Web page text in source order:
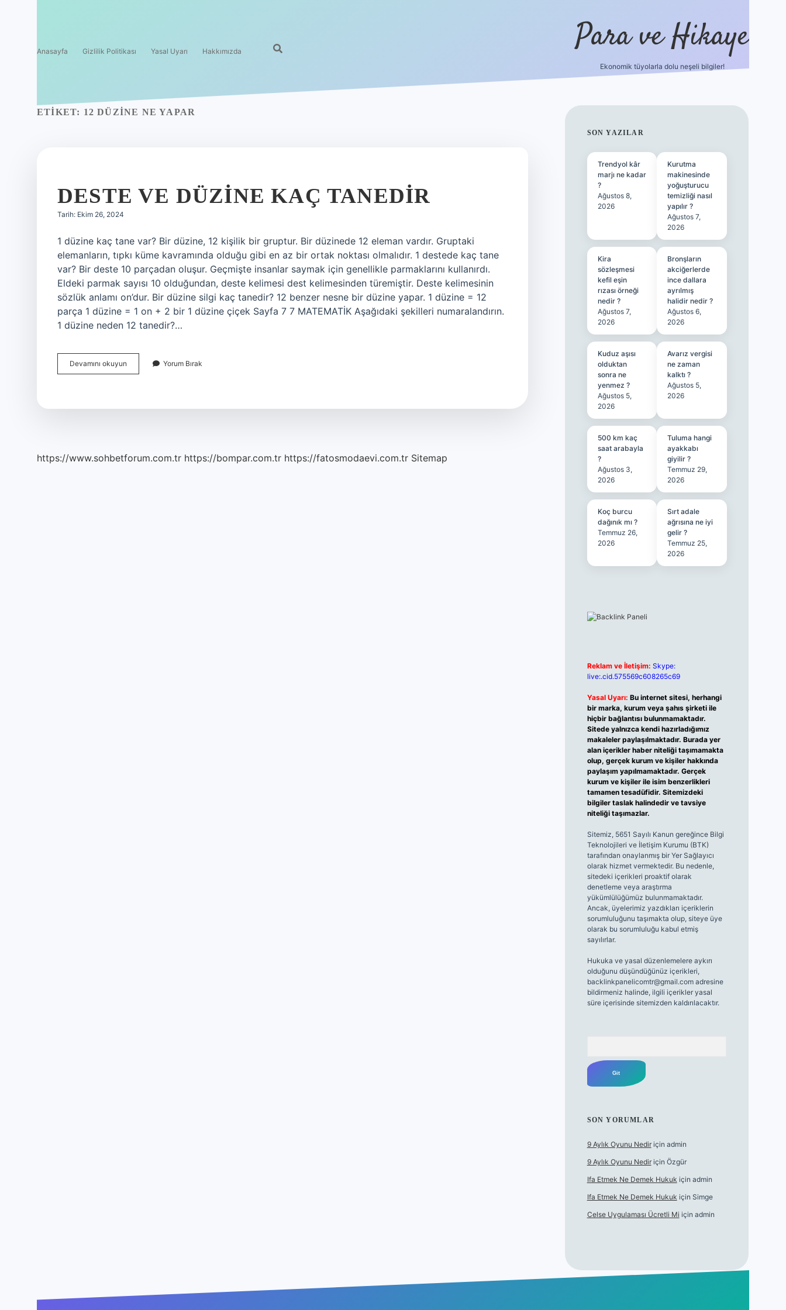
Anasayfa Gizlilik Politikası Yasal Uyarı Hakkımızda Para ve Hikaye
Ekonomik tüyolarla dolu neşeli bilgiler!
ETIKET: 12 DÜZINE NE YAPAR
DESTE VE DÜZINE KAÇ TANEDIR
Tarih: Ekim 26, 2024
1 düzine kaç tane var? Bir düzine, 12 kişilik bir gruptur. Bir düzinede 12 eleman vardır. Gruptaki
elemanların, tıpkı küme kavramında olduğu gibi en az bir ortak noktası olmalıdır. 1 destede kaç tane
var? Bir deste 10 parçadan oluşur. Geçmişte insanlar saymak için genellikle parmaklarını kullanırdı.
Eldeki parmak sayısı 10 olduğundan, deste kelimesi dest kelimesinden türemiştir. Deste kelimesinin
sözlük anlamı on’dur. Bir düzine silgi kaç tanedir? 12 benzer nesne bir düzine yapar. 1 düzine = 12
parça 1 düzine = 1 on + 2 bir 1 düzine çiçek Sayfa 7 7 MATEMATİK Aşağıdaki şekilleri numaralandırın.
1 düzine neden 12 tanedir?…
Devamını okuyun
Ve
Yorum Bırak
https://www.sohbetforum.com.tr https://bompar.com.tr https://fatosmodaevi.com.tr Sitemap
SIDEBAR
SON YAZILAR
Trendyol kâr
marjı ne kadar
?
Ağustos 8,
2026
Kurutma
makinesinde
yoğuşturucu
temizliği nasıl
yapılır ?
Ağustos 7,
2026
Kira
sözleşmesi
kefil eşin
rızası örneği
nedir ?
Ağustos 7,
2026
Bronşların
akciğerlerde
ince dallara
ayrılmış
halidir nedir ?
Ağustos 6,
2026
Kuduz aşısı
olduktan
sonra ne
yenmez ?
Ağustos 5,
2026
Avarız vergisi
ne zaman
kalktı ?
Ağustos 5,
2026
500 km kaç
saat arabayla
?
Ağustos 3,
2026
Tuluma hangi
ayakkabı
giyilir ?
Temmuz 29,
2026
Koç burcu
dağınık mı ?
Temmuz 26,
2026
Sırt adale
ağrısına ne iyi
gelir ?
Temmuz 25,
2026
Reklam ve İletişim: Skype:
live:.cid.575569c608265c69
Yasal Uyarı: Bu internet sitesi, herhangi
bir marka, kurum veya şahıs şirketi ile
hiçbir bağlantısı bulunmamaktadır.
Sitede yalnızca kendi hazırladığımız
makaleler paylaşılmaktadır. Burada yer
alan içerikler haber niteliği taşımamakta
olup, gerçek kurum ve kişiler hakkında
paylaşım yapılmamaktadır. Gerçek
kurum ve kişiler ile isim benzerlikleri
tamamen tesadüfidir. Sitemizdeki
bilgiler taslak halindedir ve tavsiye
niteliği taşımazlar.
Sitemiz, 5651 Sayılı Kanun gereğince Bilgi
Teknolojileri ve İletişim Kurumu (BTK)
tarafından onaylanmış bir Yer Sağlayıcı
olarak hizmet vermektedir. Bu nedenle,
sitedeki içerikleri proaktif olarak
denetleme veya araştırma
yükümlülüğümüz bulunmamaktadır.
Ancak, üyelerimiz yazdıkları içeriklerin
sorumluluğunu taşımakta olup, siteye üye
olarak bu sorumluluğu kabul etmiş
sayılırlar.
Hukuka ve yasal düzenlemelere aykırı
olduğunu düşündüğünüz içerikleri,
backlinkpanelicomtr@gmail.comadresine
bildirmeniz halinde, ilgili içerikler yasal
süre içerisinde sitemizden kaldırılacaktır.
SON YORUMLAR
9 Aylık Oyunu Nediriçin admin
9 Aylık Oyunu Nediriçin Özgür
Ifa Etmek Ne Demek Hukuk için admin
Ifa Etmek Ne Demek Hukuk için Simge
Celse Uygulaması Ücretli Mi için admin
hiltonbet